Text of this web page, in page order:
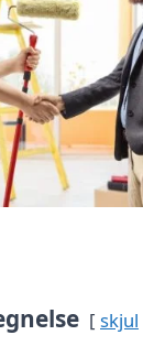
skjul